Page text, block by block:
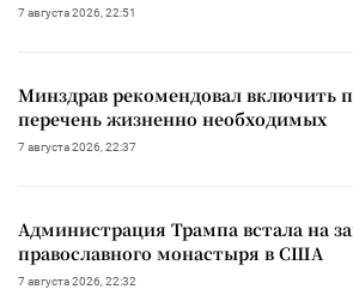
7 августа 2026, 22:51
Минздрав рекомендовал включить
перечень жизненно необходимых
7 августа 2026, 22:37
Администрация Трампа встала на
православного монастыря в США
7 августа 2026, 22:32